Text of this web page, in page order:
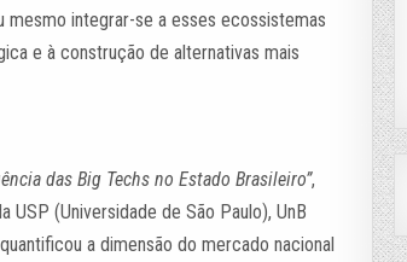
integrar-se a esses ecossistemas
e à construção de alternativas mais
das Big Techs no Estado Brasileiro”,
(Universidade de São Paulo), UnB
a dimensão do mercado nacional